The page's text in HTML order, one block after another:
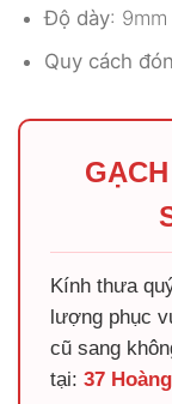
Độ dày: 9mm
Quy cách
Kính thưa
lượng phục
cũ sang
tại: 37